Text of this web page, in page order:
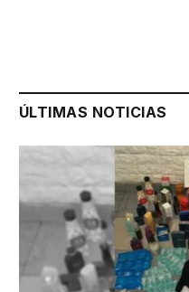
ÚLTIMAS NOTICIAS